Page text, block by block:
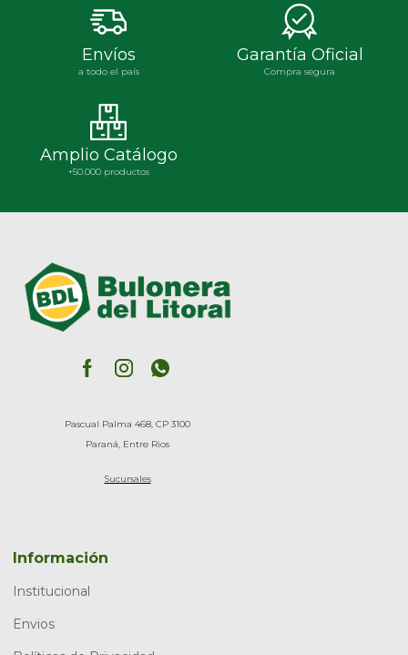
Envíos
a todo el país
Garantía Oficial
Compra segura
Amplio Catálogo
+50.000 productos
Pascual Palma 468, CP 3100
Paraná, Entre Rios
Sucursales
Información
Institucional
Envios